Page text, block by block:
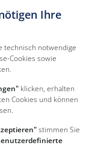
Ihre
technisch notwendige
Cookies sowie
klicken, erhalten
Cookies und können
stimmen Sie